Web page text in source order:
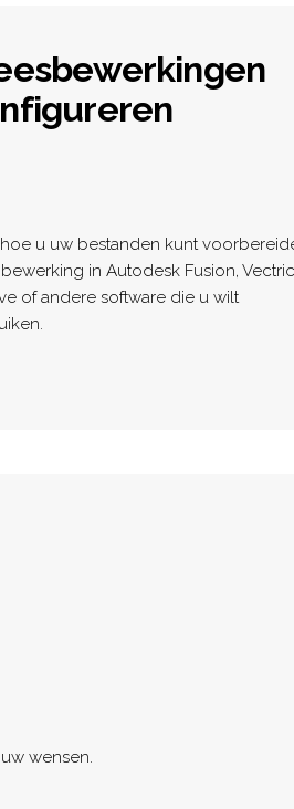
u uw bestanden kunt
in Autodesk Fusion, Vectric
of andere software die u wilt
wensen.